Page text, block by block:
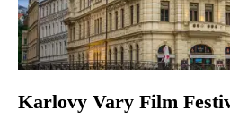
Karlovy Vary Film